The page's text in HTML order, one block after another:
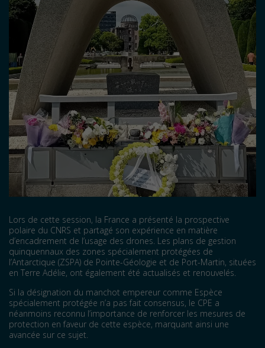
Lors de cette session, la France a présenté la prospective
polaire du CNRS et partagé son expérience en matière
d’encadrement de l’usage des drones. Les plans de gestion
quinquennaux des zones spécialement protégées de
l’Antarctique (ZSPA) de Pointe-Géologie et de Port-Martin, situées
en Terre Adélie, ont également été actualisés et renouvelés.
Si la désignation du manchot empereur comme Espèce
spécialement protégée n’a pas fait consensus, le CPE a
néanmoins reconnu l’importance de renforcer les mesures de
protection en faveur de cette espèce, marquant ainsi une
avancée sur ce sujet.